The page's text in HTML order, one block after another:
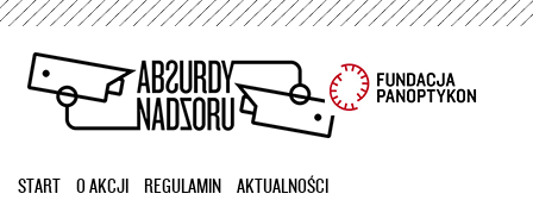
Przejdź
treści
START O AKCJI REGULAMIN
AKTUALNOŚCI